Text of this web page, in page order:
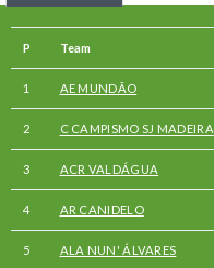
P Team
1 AE MUNDÃO
2 C CAMPISMO SJ MADEIRA
3 ACR VALDÁGUA
4 AR CANIDELO
5 ALA NUN' ÁLVARES